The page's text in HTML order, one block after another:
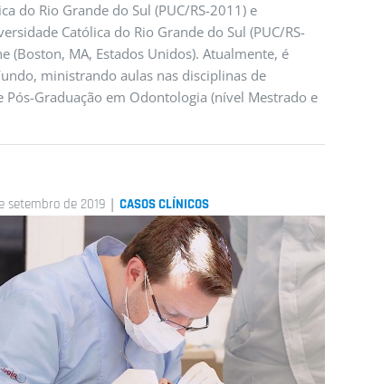
do Rio Grande do Sul (PUC/RS-2011) e
Católica do Rio Grande do Sul (PUC/RS-
(Boston, MA, Estados Unidos). Atualmente, é
ministrando aulas nas disciplinas de
Graduação em Odontologia (nível Mestrado e
setembro de 2019 |CASOS CLÍNICOS